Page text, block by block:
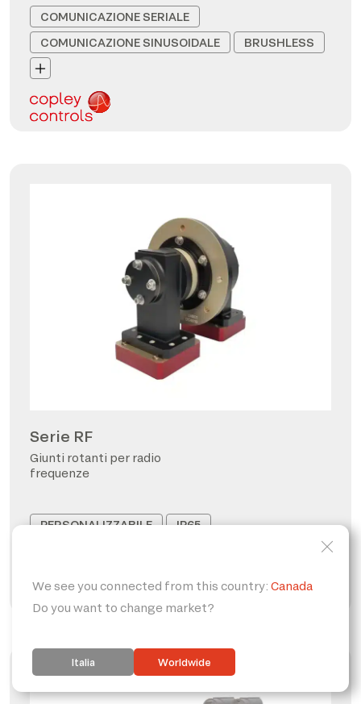
COMUNICAZIONE SERIALE
COMUNICAZIONE SINUSOIDALE
BRUSHLESS
Serie RF
Giunti rotanti per radio
frequenze
PERSONALIZZABILE
IP65